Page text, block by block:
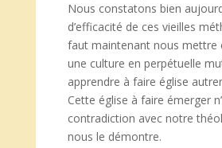
Nous constatons bien
d’efficacité de ces vieilles
faut maintenant nous mettre
une culture en perpétuelle
apprendre à faire église
Cette église à faire émerger
contradiction avec notre
nous le démontre.